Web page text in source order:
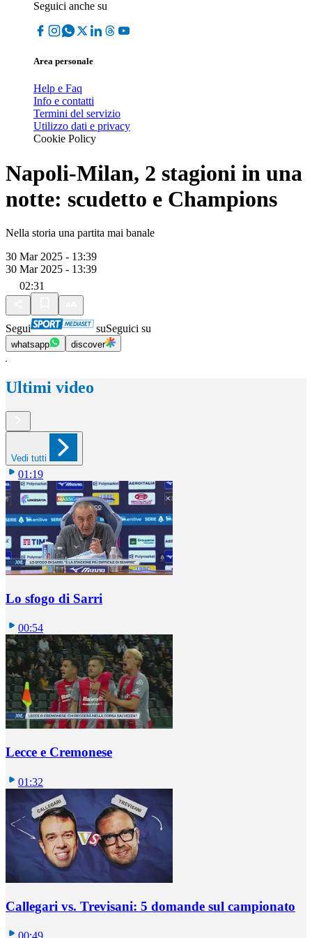
Seguici anche su
Area personale
Help e Faq
Info e contatti
Termini del servizio
Utilizzo dati e privacy
Cookie Policy
Napoli-Milan, 2 stagioni in una
notte: scudetto e Champions
Nella storia una partita mai banale
30 Mar 2025 - 13:39
30 Mar 2025 - 13:39
02:31
Segui suSeguici su
whatsapp discover
Ultimi video
Vedi tutti
01:19
Lo sfogo di Sarri
00:54
Lecce e Cremonese
01:32
Callegari vs. Trevisani: 5 domande sul campionato